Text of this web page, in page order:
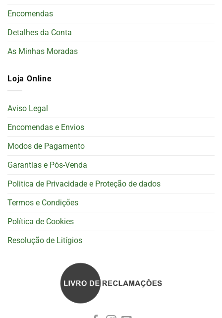
Encomendas
Detalhes da Conta
As Minhas Moradas
Loja Online
Aviso Legal
Encomendas e Envios
Modos de Pagamento
Garantias e Pós-Venda
Politica de Privacidade e Proteção de dados
Termos e Condições
Política de Cookies
Resolução de Litígios